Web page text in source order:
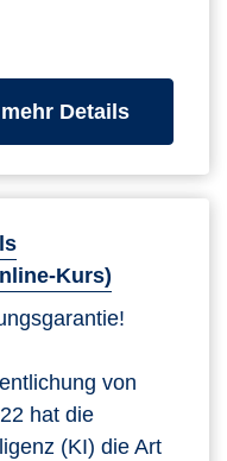
mehr Detailszum
Kurs)
von
hat die
(KI) die Art